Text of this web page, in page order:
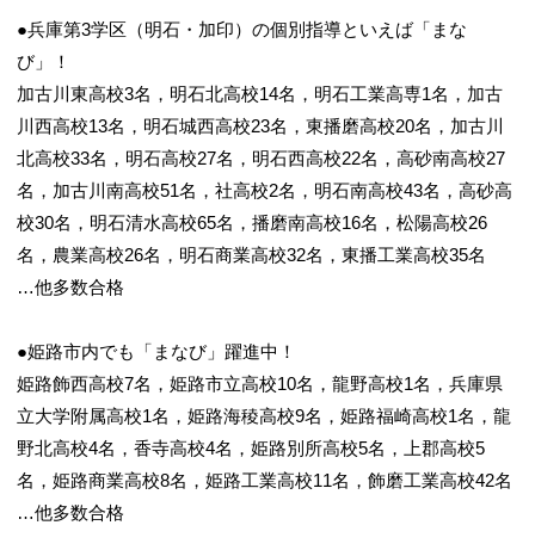
●兵庫第3学区（明石・加印）の個別指導といえば「まな
び」！
加古川東高校3名，明石北高校14名，明石工業高専1名，加古
川西高校13名，明石城西高校23名，東播磨高校20名，加古川
北高校33名，明石高校27名，明石西高校22名，高砂南高校27
名，加古川南高校51名，社高校2名，明石南高校43名，高砂高
校30名，明石清水高校65名，播磨南高校16名，松陽高校26
名，農業高校26名，明石商業高校32名，東播工業高校35名
…他多数合格
●姫路市内でも「まなび」躍進中！
姫路飾西高校7名，姫路市立高校10名，龍野高校1名，兵庫県
立大学附属高校1名，姫路海稜高校9名，姫路福崎高校1名，龍
野北高校4名，香寺高校4名，姫路別所高校5名，上郡高校5
名，姫路商業高校8名，姫路工業高校11名，飾磨工業高校42名
…他多数合格